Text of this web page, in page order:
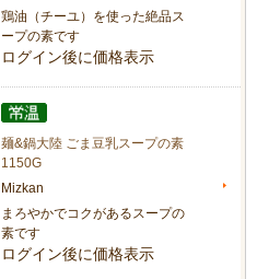
鶏油（チーユ）を使った絶品ス
ープの素です
ログイン後に価格表示
麺&鍋大陸 ごま豆乳スープの素
1150G
Mizkan
まろやかでコクがあるスープの
素です
ログイン後に価格表示